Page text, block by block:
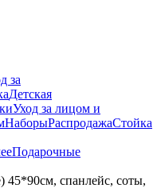
за
Детская
Уход за лицом и
НаборыРаспродажаСтойка
Подарочные
45*90см, спанлейс, соты,